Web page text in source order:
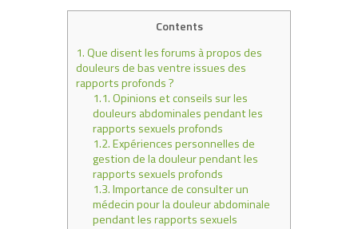
Contents
1.Que disent les forums à propos des
douleurs de bas ventre issues des
rapports profonds ?
1.1.Opinions et conseils sur les
douleurs abdominales pendant les
rapports sexuels profonds
1.2.Expériences personnelles de
gestion de la douleur pendant les
rapports sexuels profonds
1.3.Importance de consulter un
médecin pour la douleur abdominale
pendant les rapports sexuels